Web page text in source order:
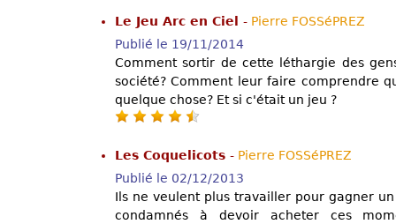
Le Jeu Arc en Ciel - Pierre FOSSéPREZ
Publié le 19/11/2014
Comment sortir de cette léthargie des
société? Comment leur faire comprendre
quelque chose? Et si c'était un jeu ?
Les Coquelicots - Pierre FOSSéPREZ
Publié le 02/12/2013
Ils ne veulent plus travailler pour gagner
condamnés à devoir acheter ces